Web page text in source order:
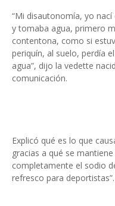
“Mi disautonomía, yo
y tomaba agua, primero
contentona, como si
periquín, al suelo, perdía
agua”, dijo la vedette
comunicación.
Explicó qué es lo que
gracias a qué se
completamente el sodio
refresco para deportistas”.